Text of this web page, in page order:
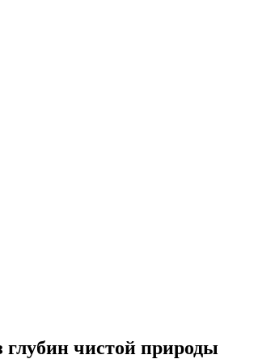
чистой природы